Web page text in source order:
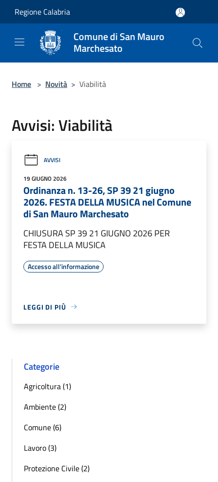
Regione Calabria
Comune di San Mauro
Marchesato
Home > Novità > Viabilità
Avvisi: Viabilità
AVVISI
19 GIUGNO 2026
Ordinanza n. 13-26, SP 39 21 giugno
2026. FESTA DELLA MUSICA nel Comune
di San Mauro Marchesato
CHIUSURA SP 39 21 GIUGNO 2026 PER
FESTA DELLA MUSICA
Accesso all'informazione
LEGGI DI PIÙ
Categorie
Agricoltura (1)
Ambiente (2)
Comune (6)
Lavoro (3)
Protezione Civile (2)